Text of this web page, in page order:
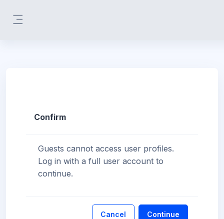
Confirm
Guests cannot access user profiles.
Log in with a full user account to
continue.
Cancel Continue